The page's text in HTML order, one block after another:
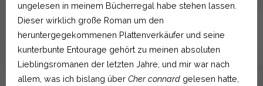
ungelesen in meinem Bücherregal habe stehen lassen.
Dieser wirklich große Roman um den
heruntergegekommenen Plattenverkäufer und seine
kunterbunte Entourage gehört zu meinen absoluten
Lieblingsromanen der letzten Jahre, und mir war nach
allem, was ich bislang über Cher connard gelesen hatte,